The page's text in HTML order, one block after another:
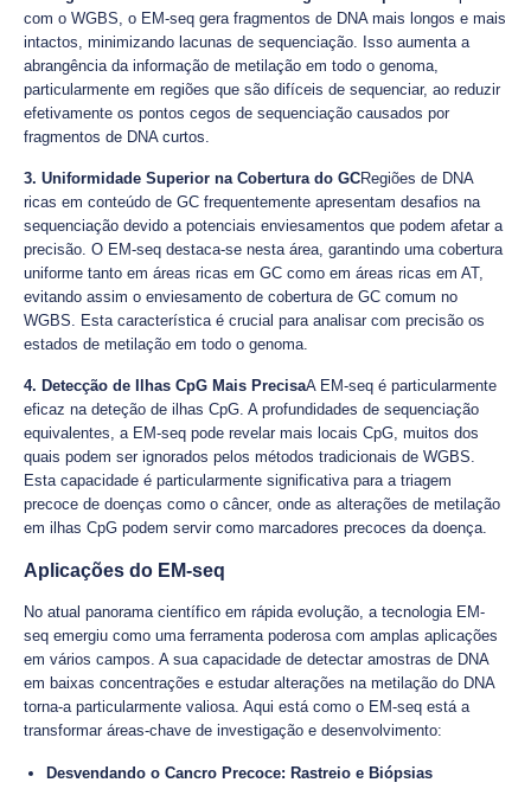
com o WGBS, o EM-seq gera fragmentos de DNA mais longos e mais
intactos, minimizando lacunas de sequenciação. Isso aumenta a
abrangência da informação de metilação em todo o genoma,
particularmente em regiões que são difíceis de sequenciar, ao reduzir
efetivamente os pontos cegos de sequenciação causados por
fragmentos de DNA curtos.
3. Uniformidade Superior na Cobertura do GCRegiões de DNA
ricas em conteúdo de GC frequentemente apresentam desafios na
sequenciação devido a potenciais enviesamentos que podem afetar a
precisão. O EM-seq destaca-se nesta área, garantindo uma cobertura
uniforme tanto em áreas ricas em GC como em áreas ricas em AT,
evitando assim o enviesamento de cobertura de GC comum no
WGBS. Esta característica é crucial para analisar com precisão os
estados de metilação em todo o genoma.
4. Detecção de Ilhas CpG Mais PrecisaA EM-seq é particularmente
eficaz na deteção de ilhas CpG. A profundidades de sequenciação
equivalentes, a EM-seq pode revelar mais locais CpG, muitos dos
quais podem ser ignorados pelos métodos tradicionais de WGBS.
Esta capacidade é particularmente significativa para a triagem
precoce de doenças como o câncer, onde as alterações de metilação
em ilhas CpG podem servir como marcadores precoces da doença.
Aplicações do EM-seq
No atual panorama científico em rápida evolução, a tecnologia EM-
seq emergiu como uma ferramenta poderosa com amplas aplicações
em vários campos. A sua capacidade de detectar amostras de DNA
em baixas concentrações e estudar alterações na metilação do DNA
torna-a particularmente valiosa. Aqui está como o EM-seq está a
transformar áreas-chave de investigação e desenvolvimento:
Desvendando o Cancro Precoce: Rastreio e Biópsias